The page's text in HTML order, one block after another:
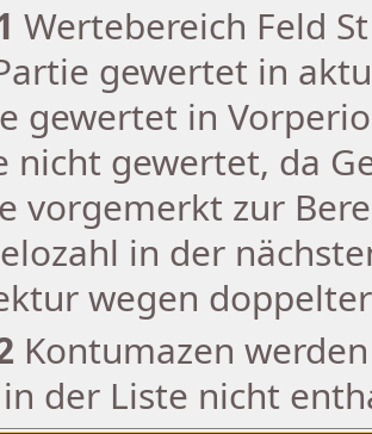
Wertebereich Feld
gewertet in
gewertet in
nicht gewertet, da
vorgemerkt zur
in der
wegen
Kontumazen
der Liste nicht